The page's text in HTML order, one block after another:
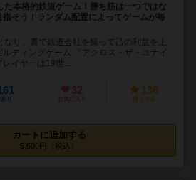
た本格的鉄道ゲーム！勝ち筋は一つではな
そう！ランダム配置によってゲームが毎
り、裏で鉄道会社を操って己の利益を上
ルディングゲーム 『アクロス・ザ・ユナイ
レイヤーは19世...
り
32
お気に入り
136
持ってる
カートに追加する
5,500円（税込）